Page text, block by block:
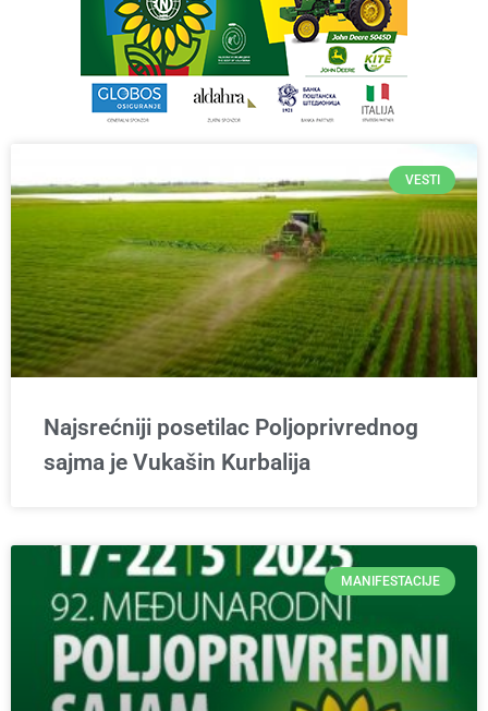
VESTI
Najsrećniji posetilac Poljoprivrednog
sajma je Vukašin Kurbalija
MANIFESTACIJE